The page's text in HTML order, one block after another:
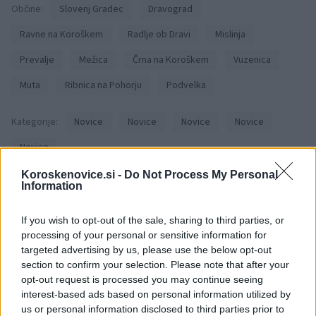
Koroskenovice.si - Do Not Process My Personal
Information
If you wish to opt-out of the sale, sharing to third parties, or
processing of your personal or sensitive information for
targeted advertising by us, please use the below opt-out
section to confirm your selection. Please note that after your
opt-out request is processed you may continue seeing
interest-based ads based on personal information utilized by
us or personal information disclosed to third parties prior to
Občine: Slovenj Gradec
Dravograd
Ravne na Koroškem
Radlje ob Dravi
Mislinja
Prevalje
Mežica Črna na Koroškem
Vuzenica
Muta
Ribnica na Pohorju Podvelka
Kategorije: Novice Novice Novice
Novice
Novice
Ključne besede: koronavirus okužba
Več iz kraja Slovenj Gradec